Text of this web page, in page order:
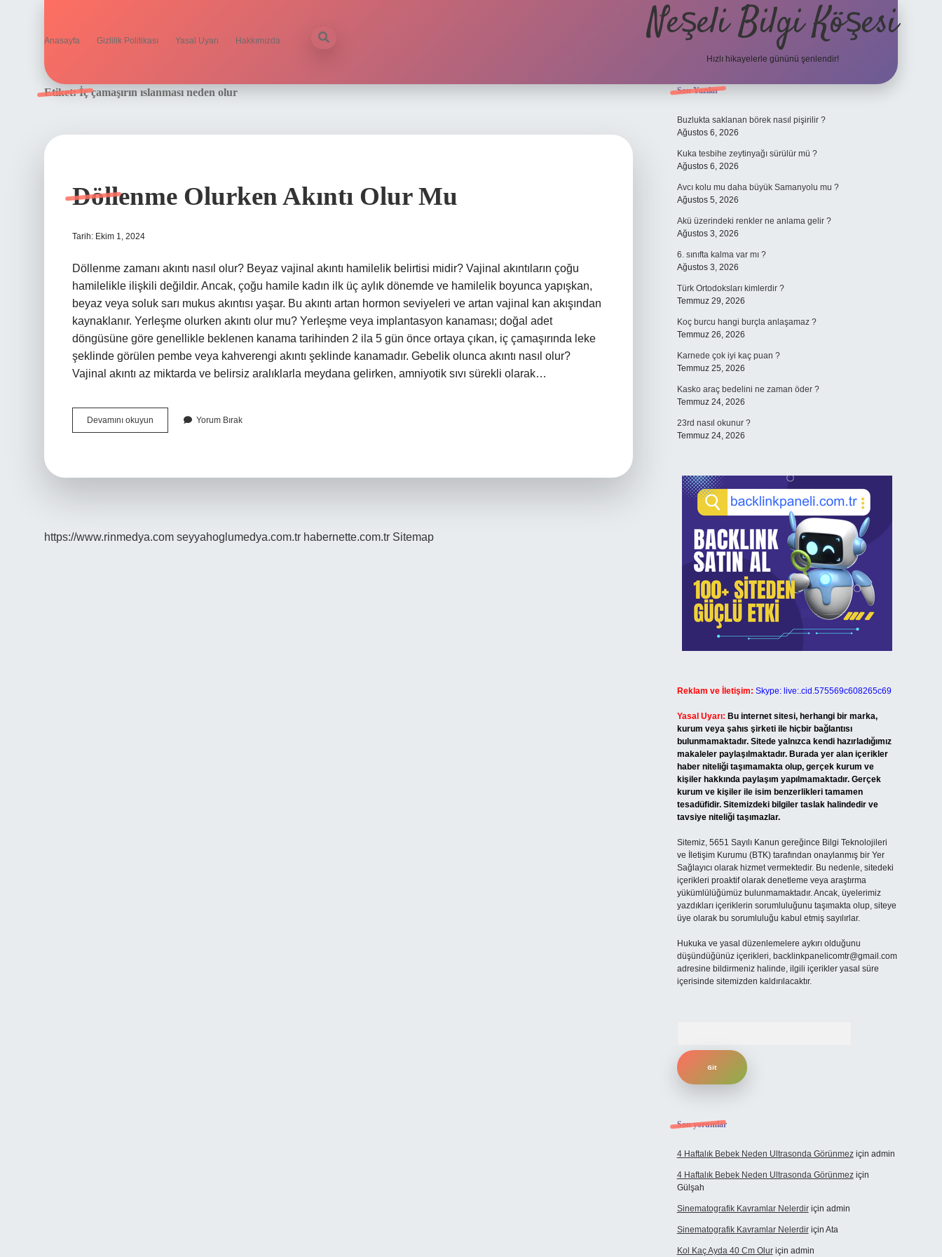
Anasayfa Gizlilik Politikası Yasal Uyarı Hakkımızda Neşeli Bilgi Köşesi
Hızlı hikayelerle gününü şenlendir!
Etiket:İç çamaşırın ıslanması neden olur
Döllenme Olurken Akıntı Olur Mu
Tarih: Ekim 1, 2024
Döllenme zamanı akıntı nasıl olur? Beyaz vajinal akıntı hamilelik belirtisi midir? Vajinal akıntıların çoğu
hamilelikle ilişkili değildir. Ancak, çoğu hamile kadın ilk üç aylık dönemde ve hamilelik boyunca yapışkan,
beyaz veya soluk sarı mukus akıntısı yaşar. Bu akıntı artan hormon seviyeleri ve artan vajinal kan akışından
kaynaklanır. Yerleşme olurken akıntı olur mu? Yerleşme veya implantasyon kanaması; doğal adet
döngüsüne göre genellikle beklenen kanama tarihinden 2 ila 5 gün önce ortaya çıkan, iç çamaşırında leke
şeklinde görülen pembe veya kahverengi akıntı şeklinde kanamadır. Gebelik olunca akıntı nasıl olur?
Vajinal akıntı az miktarda ve belirsiz aralıklarla meydana gelirken, amniyotik sıvı sürekli olarak…
Devamını okuyun Döllenme
Olurken
Yorum Bırak
https://www.rinmedya.com seyyahoglumedya.com.tr habernette.com.tr Sitemap
Sidebar
Son Yazılar
Buzlukta saklanan börek nasıl pişirilir ?
Ağustos 6, 2026
Kuka tesbihe zeytinyağı sürülür mü ?
Ağustos 6, 2026
Avcı kolu mu daha büyük Samanyolu mu ?
Ağustos 5, 2026
Akü üzerindeki renkler ne anlama gelir ?
Ağustos 3, 2026
6. sınıfta kalma var mı ?
Ağustos 3, 2026
Türk Ortodoksları kimlerdir ?
Temmuz 29, 2026
Koç burcu hangi burçla anlaşamaz ?
Temmuz 26, 2026
Karnede çok iyi kaç puan ?
Temmuz 25, 2026
Kasko araç bedelini ne zaman öder ?
Temmuz 24, 2026
23rd nasıl okunur ?
Temmuz 24, 2026
Reklam ve İletişim: Skype: live:.cid.575569c608265c69
Yasal Uyarı: Bu internet sitesi, herhangi bir marka,
kurum veya şahıs şirketi ile hiçbir bağlantısı
bulunmamaktadır. Sitede yalnızca kendi hazırladığımız
makaleler paylaşılmaktadır. Burada yer alan içerikler
haber niteliği taşımamakta olup, gerçek kurum ve
kişiler hakkında paylaşım yapılmamaktadır. Gerçek
kurum ve kişiler ile isim benzerlikleri tamamen
tesadüfidir. Sitemizdeki bilgiler taslak halindedir ve
tavsiye niteliği taşımazlar.
Sitemiz, 5651 Sayılı Kanun gereğince Bilgi Teknolojileri
ve İletişim Kurumu (BTK) tarafından onaylanmış bir Yer
Sağlayıcı olarak hizmet vermektedir. Bu nedenle, sitedeki
içerikleri proaktif olarak denetleme veya araştırma
yükümlülüğümüz bulunmamaktadır. Ancak, üyelerimiz
yazdıkları içeriklerin sorumluluğunu taşımakta olup, siteye
üye olarak bu sorumluluğu kabul etmiş sayılırlar.
Hukuka ve yasal düzenlemelere aykırı olduğunu
düşündüğünüz içerikleri, backlinkpanelicomtr@gmail.com
adresine bildirmeniz halinde, ilgili içerikler yasal süre
içerisinde sitemizden kaldırılacaktır.
Son yorumlar
4 Haftalık Bebek Neden Ultrasonda Görünmeziçin admin
4 Haftalık Bebek Neden Ultrasonda Görünmeziçin
Gülşah
Sinematografik Kavramlar Nelerdiriçin admin
Sinematografik Kavramlar Nelerdiriçin Ata
Kol Kaç Ayda 40 Cm Oluriçin admin
ilbet mobil girişen iyi bahis siteleri